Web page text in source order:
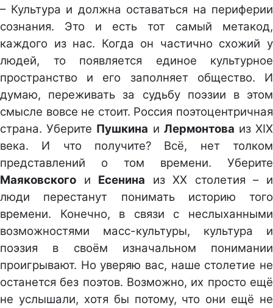
– Культура и должна оставаться на периферии
сознания. Это и есть тот самый метакод,
каждого из нас. Когда он частично схожий у
людей, то появляется единое культурное
пространство и его заполняет общество. И
думаю, переживать за судьбу поэзии в этом
смысле вовсе не стоит. Россия поэтоцентричная
страна. Уберите Пушкина и Лермонтова из XIX
века. И что получите? Всё, нет толком
представлений о том времени. Уберите
Маяковского и Есенина из XX столетия – и
люди перестанут понимать историю того
времени. Конечно, в связи с неслыханными
возможностями масс-культуры, культура и
поэзия в своём изначальном понимании
проигрывают. Но уверяю вас, наше столетие не
останется без поэтов. Возможно, их просто ещё
не услышали, хотя бы потому, что они ещё не